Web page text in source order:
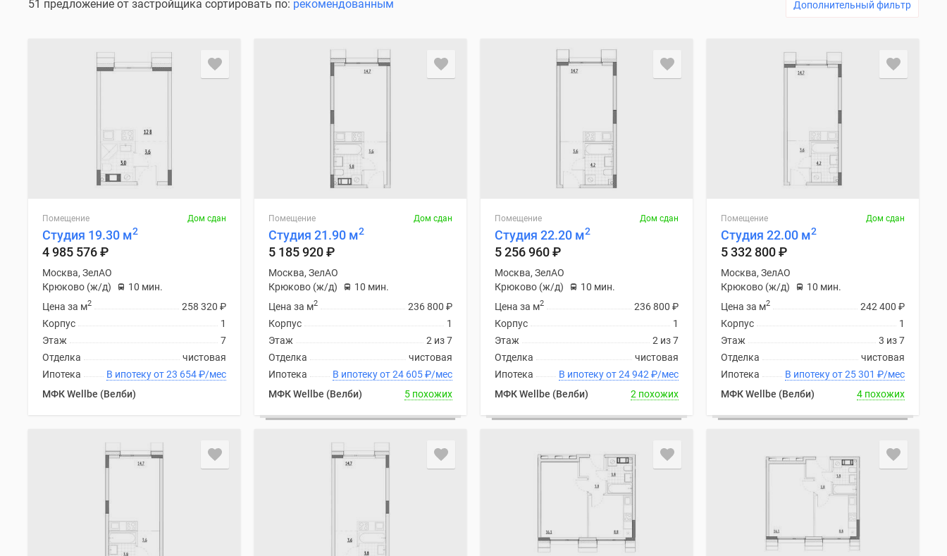
51 предложение от застройщика сортировать по: рекомендованным Дополнительный фильтр
Помещение Дом сдан
Студия 19.30 м2
4 985 576₽
Москва, ЗелАО
Крюково (ж/д)
10 мин.
258 320 ₽
Цена за м2
1
Корпус
7
Этаж
чистовая
Отделка
В ипотеку от 23 654₽/мес
Ипотека
МФК Wellbe (Велби)
Помещение Дом сдан
Студия 21.90 м2
5 185 920₽
Москва, ЗелАО
Крюково (ж/д)
10 мин.
236 800 ₽
Цена за м2
1
Корпус
2 из 7
Этаж
чистовая
Отделка
В ипотеку от 24 605₽/мес
Ипотека
МФК Wellbe (Велби)
5 похожих
Помещение Дом сдан
Студия 22.20 м2
5 256 960₽
Москва, ЗелАО
Крюково (ж/д)
10 мин.
236 800 ₽
Цена за м2
1
Корпус
2 из 7
Этаж
чистовая
Отделка
В ипотеку от 24 942 ₽/мес
Ипотека
МФК Wellbe (Велби)
2 похожих
Помещение Дом сдан
Студия 22.00 м2
5 332 800₽
Москва, ЗелАО
Крюково (ж/д)
10 мин.
242 400 ₽
Цена за м2
1
Корпус
3 из 7
Этаж
чистовая
Отделка
В ипотеку от 25 301 ₽/мес
Ипотека
МФК Wellbe (Велби)
4 похожих